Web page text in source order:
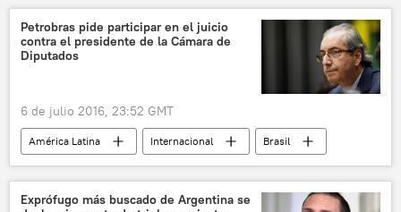
Petrobras pide participar en el juicio
contra el presidente de la Cámara de
Diputados
6 de julio 2016, 23:52 GMT
América Latina Internacional
Brasil
Eduardo Cunha
Petrobras noticias
Exprófugo más buscado de Argentina se